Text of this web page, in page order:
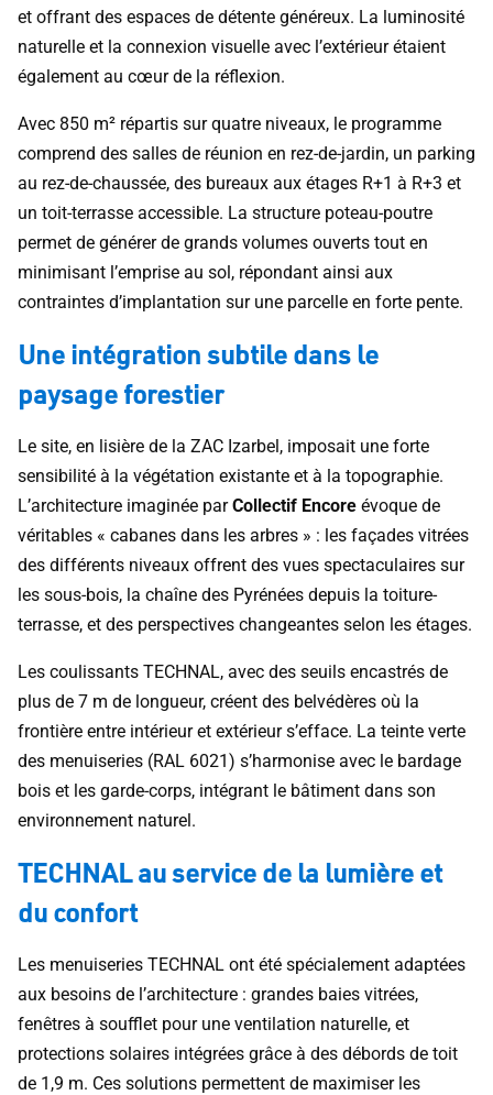
et offrant des espaces de détente généreux. La luminosité
naturelle et la connexion visuelle avec l’extérieur étaient
également au cœur de la réflexion.
Avec 850 m² répartis sur quatre niveaux, le programme
comprend des salles de réunion en rez-de-jardin, un parking
au rez-de-chaussée, des bureaux aux étages R+1 à R+3 et
un toit-terrasse accessible. La structure poteau-poutre
permet de générer de grands volumes ouverts tout en
minimisant l’emprise au sol, répondant ainsi aux
contraintes d’implantation sur une parcelle en forte pente.
Une intégration subtile dans le
paysage forestier
Le site, en lisière de la ZAC Izarbel, imposait une forte
sensibilité à la végétation existante et à la topographie.
L’architecture imaginée parCollectif Encore évoque de
véritables « cabanes dans les arbres » : les façades vitrées
des différents niveaux offrent des vues spectaculaires sur
les sous-bois, la chaîne des Pyrénées depuis la toiture-
terrasse, et des perspectives changeantes selon les étages.
Les coulissants TECHNAL, avec des seuils encastrés de
plus de 7 m de longueur, créent des belvédères où la
frontière entre intérieur et extérieur s’efface. La teinte verte
des menuiseries (RAL 6021) s’harmonise avec le bardage
bois et les garde-corps, intégrant le bâtiment dans son
environnement naturel.
TECHNAL au service de la lumière et
du confort
Les menuiseries TECHNAL ont été spécialement adaptées
aux besoins de l’architecture : grandes baies vitrées,
fenêtres à soufflet pour une ventilation naturelle, et
protections solaires intégrées grâce à des débords de toit
de 1,9 m. Ces solutions permettent de maximiser les